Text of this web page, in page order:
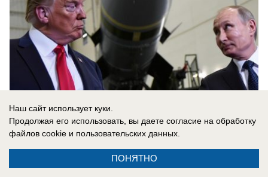
Наш сайт использует куки.
Продолжая его использовать, вы даете согласие на обработку
файлов cookie и пользовательских данных.
ПОНЯТНО